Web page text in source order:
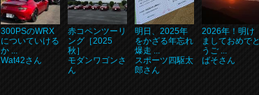
300PSのWRX
についていける
か ...
Wat42さん
赤コペンツーリ
ング［2025
秋］
モダンワゴンさ
ん
明日、2025年
をかざる年忘れ
爆走 ...
スポーツ四駆太
郎さん
2026年！明け
ましておめでと
うご ...
ばそさん